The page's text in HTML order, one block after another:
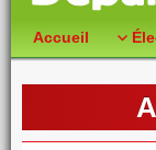
Accueil